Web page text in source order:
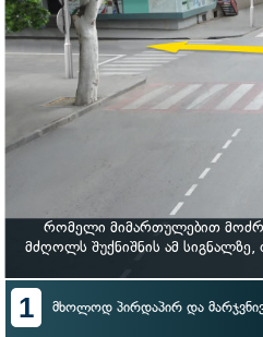
რომელი მიმართულებით
მძღოლს შუქნიშნის ამ
1 მხოლოდ პირდაპირ და